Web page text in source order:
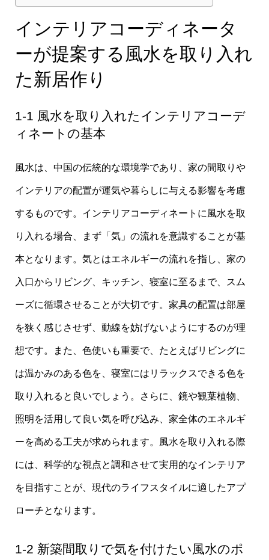
インテリアコーディネータ
ーが提案する風水を取り入れ
た新居作り
1-1 風水を取り入れたインテリアコーデ
ィネートの基本
風水は、中国の伝統的な環境学であり、家の間取りや
インテリアの配置が運気や暮らしに与える影響を考慮
するものです。インテリアコーディネートに風水を取
り入れる場合、まず「気」の流れを意識することが基
本となります。気とはエネルギーの流れを指し、家の
入口からリビング、キッチン、寝室に至るまで、スム
ーズに循環させることが大切です。家具の配置は部屋
を狭く感じさせず、動線を妨げないようにするのが理
想です。また、色使いも重要で、たとえばリビングに
は温かみのある色を、寝室にはリラックスできる色を
取り入れると良いでしょう。さらに、鏡や観葉植物、
照明を活用して良い気を呼び込み、家全体のエネルギ
ーを高める工夫が求められます。風水を取り入れる際
には、科学的な視点と調和させて実用的なインテリア
を目指すことが、現代のライフスタイルに適したアプ
ローチとなります。
1-2 新築間取りで気を付けたい風水のポ